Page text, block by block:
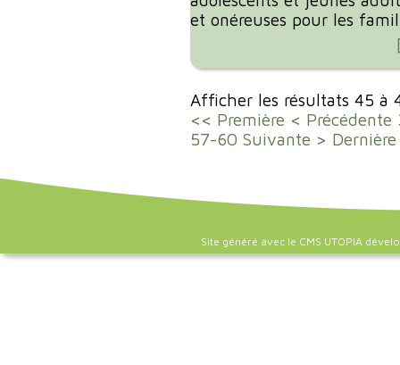
et onéreuses pour les
Afficher les résultats 45 à
<< Première < Précédente
57-60 Suivante >
Site généré avec le CMS UTOPIA